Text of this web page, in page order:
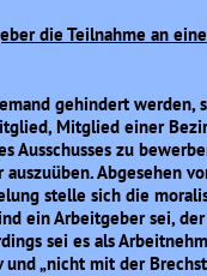
die Teilnahme an
gehindert werden,
Mitglied einer
Ausschusses zu
Abgesehen
stelle sich die
ein Arbeitgeber sei,
sei es als
und „nicht mit der